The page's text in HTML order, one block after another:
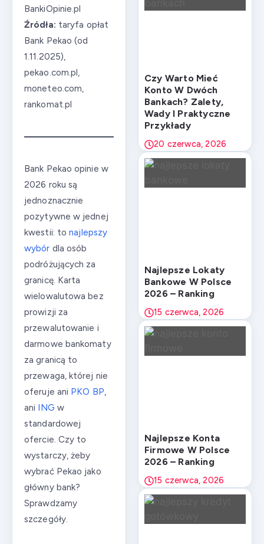
BankiOpinie.pl
Źródła: taryfa opłat
Bank Pekao (od
1.11.2025),
pekao.com.pl,
moneteo.com,
rankomat.pl
Bank Pekao opinie w
2026 roku są
jednoznacznie
pozytywne w jednej
kwestii: tonajlepszy
wybór dla osób
podróżujących za
granicę. Karta
wielowalutowa bez
prowizji za
przewalutowanie i
darmowe bankomaty
za granicą to
przewaga, której nie
oferuje ani PKO BP,
ani ING w
standardowej
ofercie. Czy to
wystarczy, żeby
wybrać Pekao jako
główny bank?
Sprawdzamy
szczegóły.
Czy Warto Mieć
Konto W Dwóch
Bankach? Zalety,
Wady I Praktyczne
Przykłady
20 czerwca, 2026
Najlepsze Lokaty
Bankowe W Polsce
2026 – Ranking
15 czerwca, 2026
Najlepsze Konta
Firmowe W Polsce
2026 – Ranking
15 czerwca, 2026